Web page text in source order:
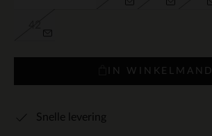
IN WINKELMAND
Snelle levering